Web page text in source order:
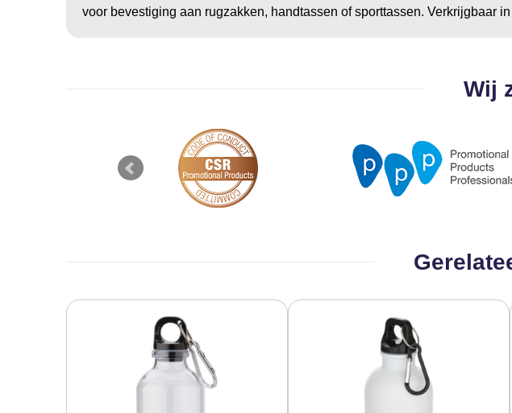
voor bevestiging aan rugzakken, handtassen of sporttassen. Verkrijgbaar
Wij